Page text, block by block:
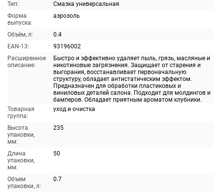
Тип:
Смазка универсальная
Форма
выпуска:
аэрозоль
Объём, л:
0.4
EAN-13:
93196002
Расширенное
описание:
Быстро и эффективно удаляет пыль, грязь, масляные и
никотиновые загрязнения. Защищает от старения и
выгорания, восстанавливает первоначальную
структуру, обладает антистатическим эффектом.
Предназначен для обработки пластиковых и
виниловых деталей салона. Подходит для молдингов и
бамперов. Обладает приятным ароматом клубники.
Товарная
группа:
уход и очистка
Высота
упаковки,
мм:
235
Длина
упаковки,
мм:
50
Объем
упаковки, л:
0.7